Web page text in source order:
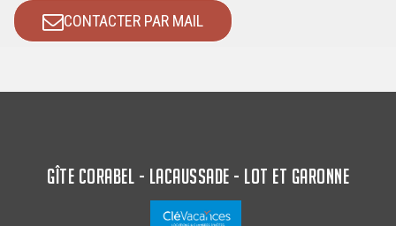
CONTACTER PAR MAIL
GÎTE CORABEL - LACAUSSADE - LOT ET GARONNE